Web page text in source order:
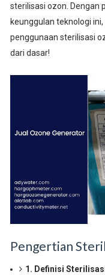
sterilisasi ozon. Dengan
keunggulan teknologi
penggunaan sterilisasi
dari dasar!
Pengertian
1. Definisi